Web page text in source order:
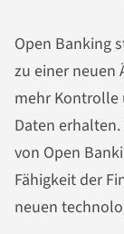
Open Banking
zu einer neuen
mehr Kontrolle
Daten
von Open
Fähigkeit der
neuen